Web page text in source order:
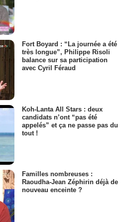
Fort Boyard : “La journée a été
très longue”, Philippe Risoli
balance sur sa participation
avec Cyril Féraud
Koh-Lanta All Stars : deux
candidats n’ont “pas été
appelés” et ça ne passe pas du
tout !
Familles nombreuses :
Raoudha-Jean Zéphirin déjà de
nouveau enceinte ?